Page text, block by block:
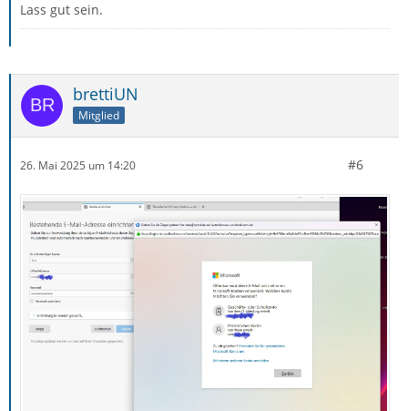
Lass gut sein.
brettiUN
Mitglied
26. Mai 2025 um 14:20 #6